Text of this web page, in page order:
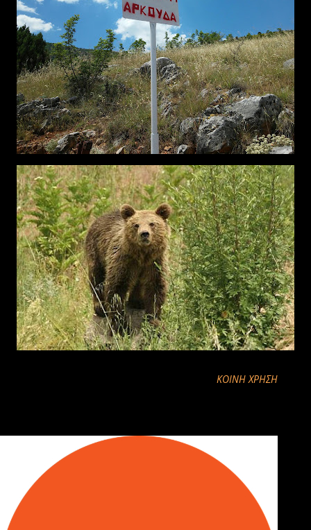
ΚΟΙΝΉ ΧΡΉΣΗ